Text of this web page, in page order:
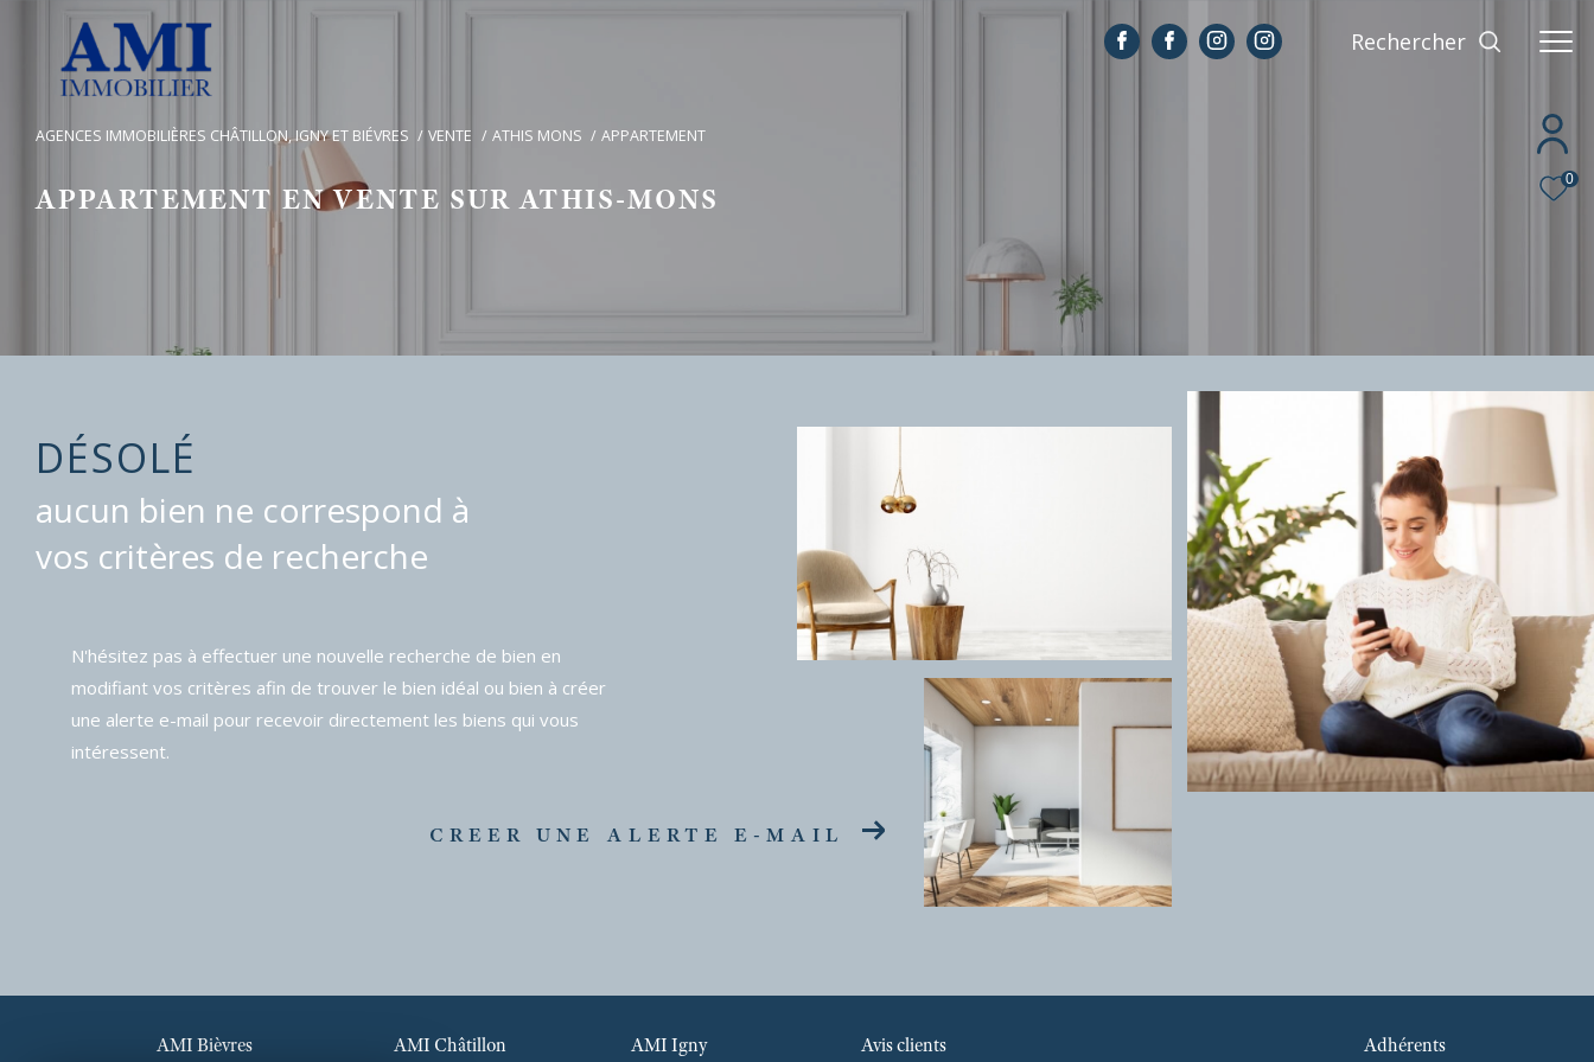
0
Rechercher
AGENCES IMMOBILIÈRES CHÂTILLON, IGNY ET BIÉVRES VENTE ATHIS MONS APPARTEMENT
APPARTEMENT EN VENTE SUR ATHIS-MONS
DÉSOLÉ
aucun bien ne correspond à
vos critères de recherche
N'hésitez pas à effectuer une nouvelle recherche de bien en
modifiant vos critères afin de trouver le bien idéal ou bien à créer
une alerte e-mail pour recevoir directement les biens qui vous
intéressent.
CREER UNE ALERTE E-MAIL
AMI Bièvres AMI Châtillon AMI Igny Avis clients Adhérents